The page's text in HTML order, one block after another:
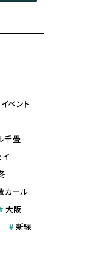
イベント
千畳
カール
大阪
# 新緑